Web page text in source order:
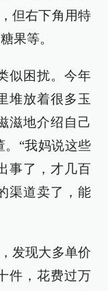
但右下角用特
果等。
似困扰。今年
堆放着很多玉
滋地介绍自己
“我妈说这些
事了，才几百
渠道卖了，能
发现大多单价
件，花费过万